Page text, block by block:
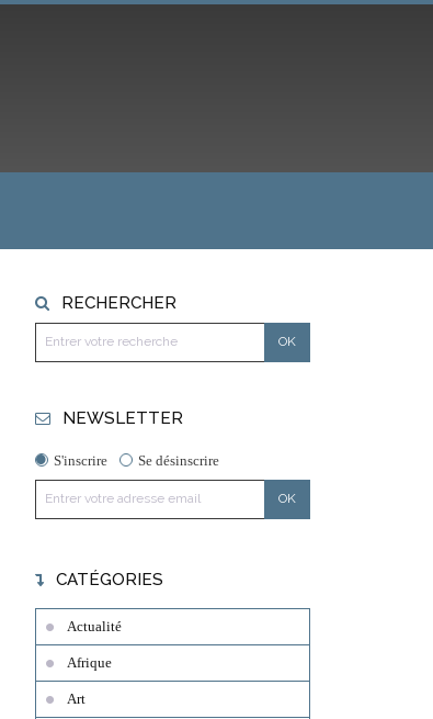
RECHERCHER
NEWSLETTER
S'inscrire Se désinscrire
CATÉGORIES
Actualité
Afrique
Art